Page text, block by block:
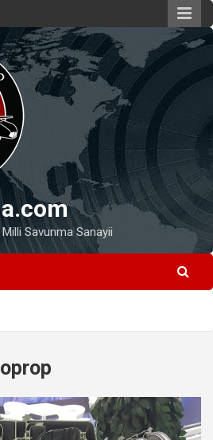
Savunma Sanayii